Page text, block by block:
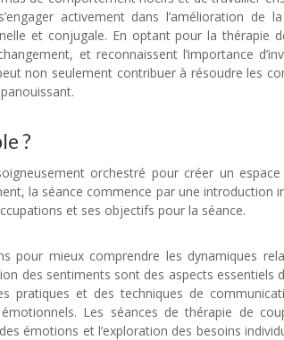
activement dans l’amélioration de
et conjugale. En optant pour la thérapie
et reconnaissent l’importance
non seulement contribuer à résoudre les
?
orchestré pour créer un
la séance commence par une introduction
et ses objectifs pour la séance.
pour mieux comprendre les dynamiques
des sentiments sont des aspects essentiels
pratiques et des techniques de
Les séances de thérapie de
émotions et l’exploration des besoins